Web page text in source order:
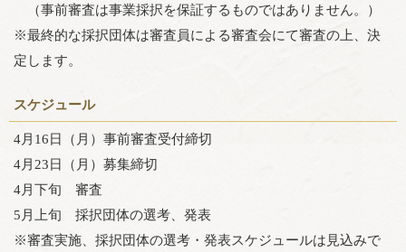
（事前審査は事業採択を保証するものではありません。）
※最終的な採択団体は審査員による審査会にて審査の上、決
定します。
スケジュール
4月16日（月）事前審査受付締切
4月23日（月）募集締切
4月下旬 審査
5月上旬 採択団体の選考、発表
※審査実施、採択団体の選考・発表スケジュールは見込みで